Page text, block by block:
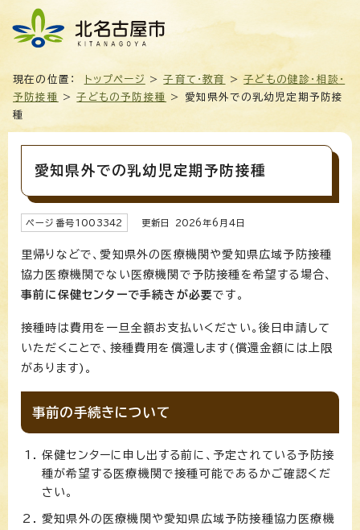
現在の位置： トップページ >子育て・教育 >子どもの健診・相談・
予防接種
>子どもの予防接種
> 愛知県外での乳幼児定期予防接
種
愛知県外での乳幼児定期予防接種
ページ番号1003342 更新日 2026年6月4日
里帰りなどで、愛知県外の医療機関や愛知県広域予防接種
協力医療機関でない医療機関で予防接種を希望する場合、
事前に保健センターで手続きが必要です。
接種時は費用を一旦全額お支払いください。後日申請して
いただくことで、接種費用を償還します(償還金額には上限
があります)。
事前の手続きについて
保健センターに申し出する前に、予定されている予防接
種が希望する医療機関で接種可能であるかご確認くだ
さい。
愛知県外の医療機関や愛知県広域予防接種協力医療機